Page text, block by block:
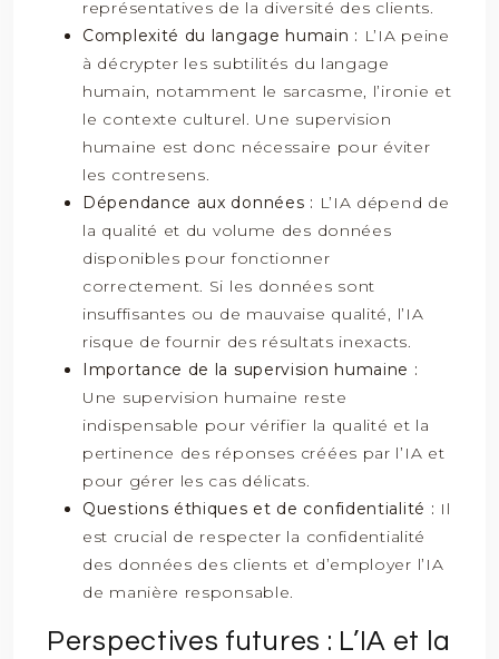
représentatives de la diversité des clients.
Complexité du langage humain : L’IA peine
à décrypter les subtilités du langage
humain, notamment le sarcasme, l’ironie et
le contexte culturel. Une supervision
humaine est donc nécessaire pour éviter
les contresens.
Dépendance aux données : L’IA dépend de
la qualité et du volume des données
disponibles pour fonctionner
correctement. Si les données sont
insuffisantes ou de mauvaise qualité, l’IA
risque de fournir des résultats inexacts.
Importance de la supervision humaine :
Une supervision humaine reste
indispensable pour vérifier la qualité et la
pertinence des réponses créées par l’IA et
pour gérer les cas délicats.
Questions éthiques et de confidentialité : Il
est crucial de respecter la confidentialité
des données des clients et d’employer l’IA
de manière responsable.
Perspectives futures : L’IA et la